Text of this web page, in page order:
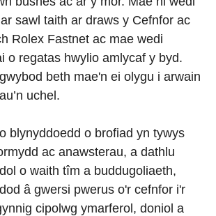
sawl taith ar draws y Cefnfor ac
Rolex Fastnet ac mae wedi
o regatas hwylio amlycaf y byd.
beth mae'n ei olygu i arwain
uchel.
blynyddoedd o brofiad yn tywys
ac anawsterau, a dathlu
o waith tîm a buddugoliaeth,
â gwersi pwerus o'r cefnfor i'r
cipolwg ymarferol, doniol a